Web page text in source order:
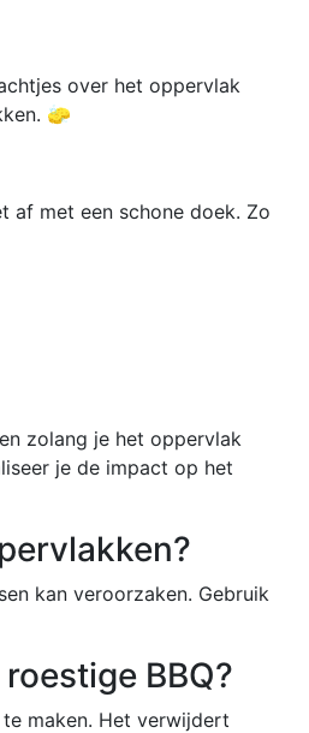
over het oppervlak
🧽
af met een schone doek. Zo
zolang je het oppervlak
je de impact op het
kan veroorzaken. Gebruik
BBQ?
maken. Het verwijdert